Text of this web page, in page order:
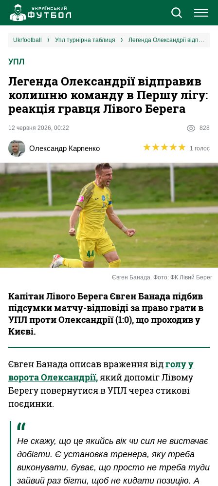
Новини
Єврокубки
УПЛ
2 ліга
Різне
Букмекери
Казино
ukrfootball упл турнірна таблиця Легенда Олександрії відправив колишню команду в Першу лігу: реакція гравця Лівого Берега
УПЛ
Легенда Олександрії відправив
колишню команду в Першу лігу:
реакція гравця Лівого Берега
12 червня 2026, 00:22 828
Олександр Карпенко ★★★★★
★★★★★ 1 голос
Євген Банада. Фото: ФК Лівий Берег
Капітан Лівого Берега Євген Банада підбив
підсумки матчу-відповіді за право грати в
УПЛ проти Олександрії (1:0), що проходив у
Києві.
Євген Банада описав враження відголу у
ворота Олександрії,який допоміг Лівому
Берегу повернутися в УПЛ через стикові
поєдинки.
Не скажу, що це якийсь вік чи сил не вистачає
добігти. Є установка тренера, яку треба
виконувати, буває, що просто не треба туди
зайвий раз бігти, щоб не кидати позицію. А